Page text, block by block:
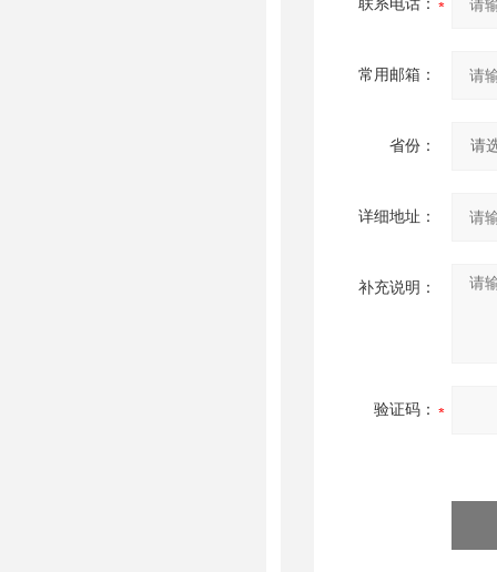
联系电话：
常用邮箱：
省份：
详细地址：
补充说明：
验证码：